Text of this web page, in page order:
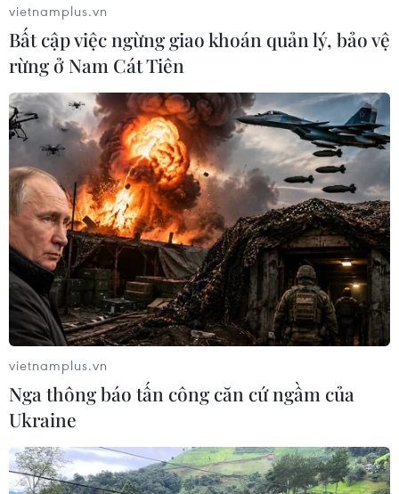
vietnamplus.vn
Bất cập việc ngừng giao khoán quản lý, bảo vệ
rừng ở Nam Cát Tiên
vietnamplus.vn
Nga thông báo tấn công căn cứ ngầm của
Ukraine